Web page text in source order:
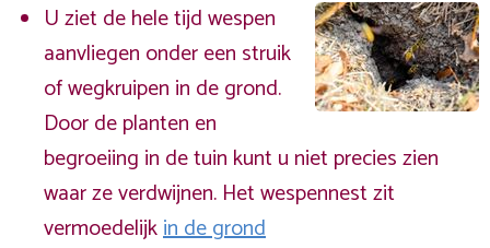
U ziet de hele tijd wespen
aanvliegen onder een struik
of wegkruipen in de grond.
Door de planten en
begroeiing in de tuin kunt u niet precies zien
waar ze verdwijnen. Het wespennest zit
vermoedelijkin de grond